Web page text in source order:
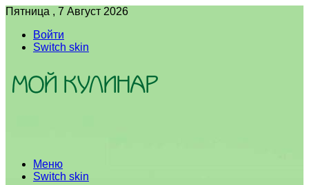
Пятница , 7 Август 2026
Войти
Switch skin
Меню
Switch skin